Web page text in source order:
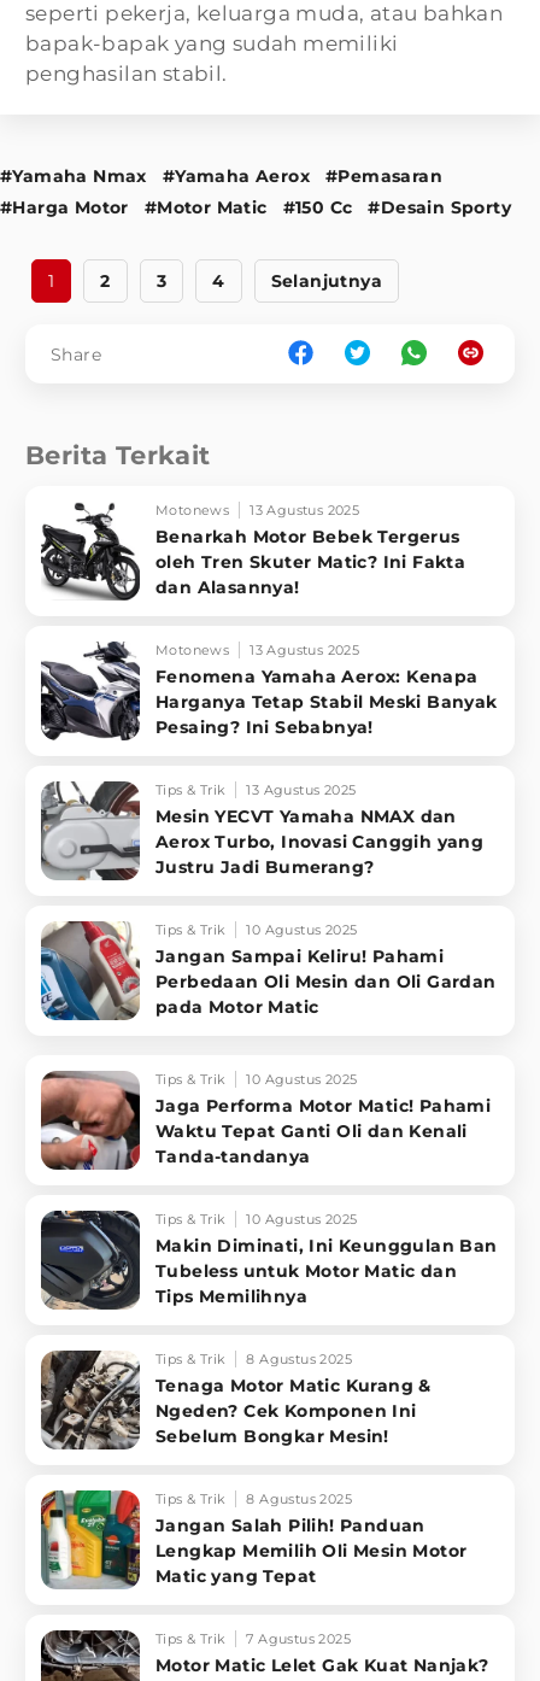
seperti pekerja, keluarga muda, atau bahkan
bapak-bapak yang sudah memiliki
penghasilan stabil.
#Yamaha Nmax #Yamaha Aerox
#Pemasaran
#Harga Motor
#Motor Matic #150 Cc #Desain Sporty
1 2 3 4 Selanjutnya
Share
Berita Terkait
Motonews 13 Agustus 2025
Benarkah Motor Bebek Tergerus
oleh Tren Skuter Matic? Ini Fakta
dan Alasannya!
Motonews 13 Agustus 2025
Fenomena Yamaha Aerox: Kenapa
Harganya Tetap Stabil Meski Banyak
Pesaing? Ini Sebabnya!
Tips & Trik 13 Agustus 2025
Mesin YECVT Yamaha NMAX dan
Aerox Turbo, Inovasi Canggih yang
Justru Jadi Bumerang?
Tips & Trik 10 Agustus 2025
Jangan Sampai Keliru! Pahami
Perbedaan Oli Mesin dan Oli Gardan
pada Motor Matic
Tips & Trik 10 Agustus 2025
Jaga Performa Motor Matic! Pahami
Waktu Tepat Ganti Oli dan Kenali
Tanda-tandanya
Tips & Trik 10 Agustus 2025
Makin Diminati, Ini Keunggulan Ban
Tubeless untuk Motor Matic dan
Tips Memilihnya
Tips & Trik 8 Agustus 2025
Tenaga Motor Matic Kurang &
Ngeden? Cek Komponen Ini
Sebelum Bongkar Mesin!
Tips & Trik 8 Agustus 2025
Jangan Salah Pilih! Panduan
Lengkap Memilih Oli Mesin Motor
Matic yang Tepat
Tips & Trik 7 Agustus 2025
Motor Matic Lelet Gak Kuat Nanjak?